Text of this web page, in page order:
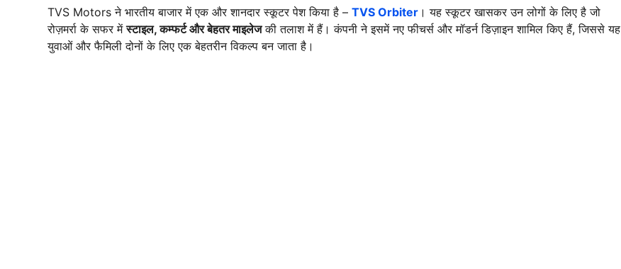
TVS Motors ने भारतीय बाजार में एक और शानदार स्कूटर पेश किया है – TVS Orbiter । यह स्कूटर खासकर उन लोगों के लिए है जो
रोज़मर्रा के सफर मेंस्टाइल, कम्फर्ट और बेहतर माइलेजकी तलाश में हैं। कंपनी ने इसमें नए फीचर्स और मॉडर्न डिज़ाइन शामिल किए हैं, जिससे यह
युवाओं और फैमिली दोनों के लिए एक बेहतरीन विकल्प बन जाता है।